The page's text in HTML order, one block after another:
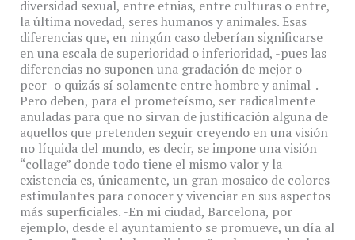
diversidad sexual, entre etnias, entre culturas o entre,
la última novedad, seres humanos y animales. Esas
diferencias que, en ningún caso deberían significarse
en una escala de superioridad o inferioridad, -pues las
diferencias no suponen una gradación de mejor o
peor- o quizás sí solamente entre hombre y animal-.
Pero deben, para el prometeísmo, ser radicalmente
anuladas para que no sirvan de justificación alguna de
aquellos que pretenden seguir creyendo en una visión
no líquida del mundo, es decir, se impone una visión
“collage” donde todo tiene el mismo valor y la
existencia es, únicamente, un gran mosaico de colores
estimulantes para conocer y vivenciar en sus aspectos
más superficiales. -En mi ciudad, Barcelona, por
ejemplo, desde el ayuntamiento se promueve, un día al